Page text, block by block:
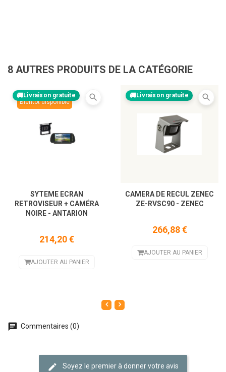
8 AUTRES PRODUITS DE LA CATÉGORIE
SYTEME ECRAN
RETROVISEUR + CAMÉRA
NOIRE - ANTARION
Livraison gratuite
214,20 €
AJOUTER AU PANIER
search
Bientôt disponible
CAMERA DE RECUL ZENEC
ZE-RVSC90 - ZENEC
Livraison gratuite
266,88 €
AJOUTER AU PANIER
search
Commentaires (0)
Soyez le premier à donner votre avis